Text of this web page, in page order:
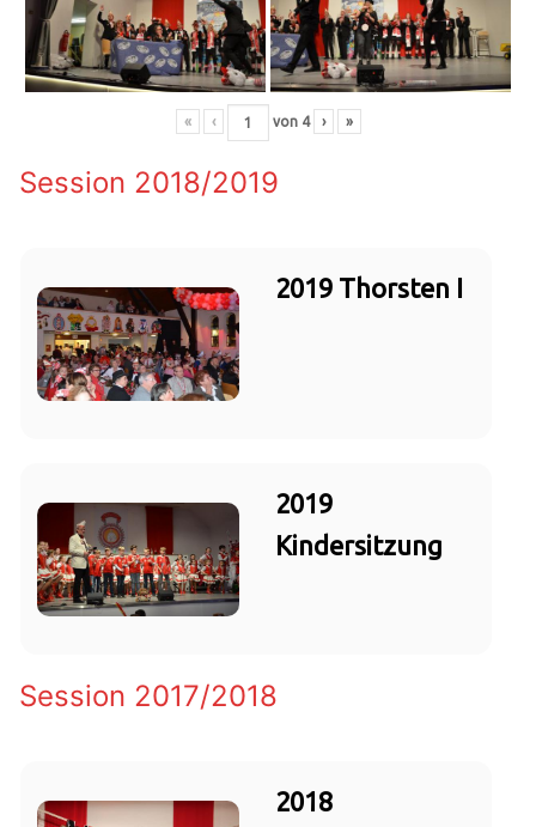
« ‹ von 4 › »
Session 2018/2019
2019 Thorsten I
2019
Kindersitzung
Session 2017/2018
2018